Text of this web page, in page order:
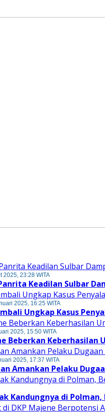
2025, 23:28 WITA
Keadilan Sulbar
2025, 16:25 WITA
Ungkap Kasus
2025, 15:50 WITA
Beberkan
2025, 17:37 WITA
Amankan Pelaku
Kandungnya di